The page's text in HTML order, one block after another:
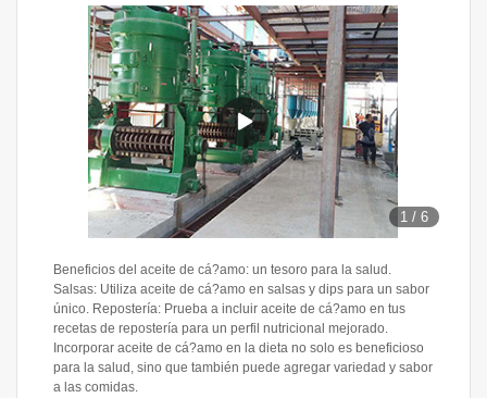
1 /6
Beneficios del aceite de cá?amo: un tesoro para la salud.
Salsas: Utiliza aceite de cá?amo en salsas y dips para un sabor
único. Repostería: Prueba a incluir aceite de cá?amo en tus
recetas de repostería para un perfil nutricional mejorado.
Incorporar aceite de cá?amo en la dieta no solo es beneficioso
para la salud, sino que también puede agregar variedad y sabor
a las comidas.